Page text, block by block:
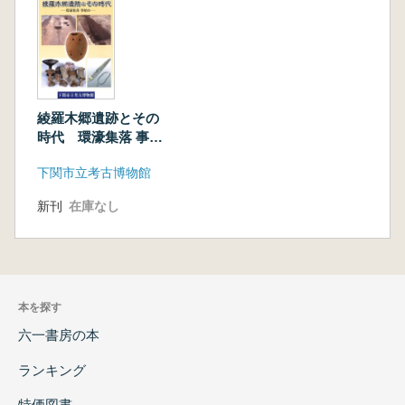
綾羅木郷遺跡とその
時代 環濠集落 事始
下関市立考古博物館
新刊 在庫なし
本を探す
六一書房の本
ランキング